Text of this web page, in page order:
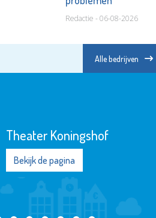
Redactie - 06-08-2026
Alle bedrijven
Theater Koningshof
Bekijk de pagina